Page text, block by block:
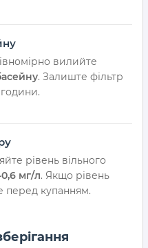
вилийте
. Залиште фільтр
рівень вільного
мг/л. Якщо рівень
перед купанням.